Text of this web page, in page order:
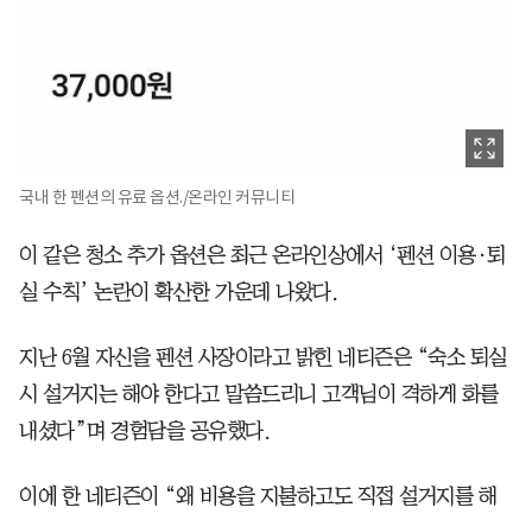
국내 한 펜션의 유료 옵션./온라인 커뮤니티
이 같은 청소 추가 옵션은 최근 온라인상에서 ‘펜션 이용·퇴
실 수칙’ 논란이 확산한 가운데 나왔다.
지난 6월 자신을 펜션 사장이라고 밝힌 네티즌은 “숙소 퇴실
시 설거지는 해야 한다고 말씀드리니 고객님이 격하게 화를
내셨다”며 경험담을 공유했다.
이에 한 네티즌이 “왜 비용을 지불하고도 직접 설거지를 해